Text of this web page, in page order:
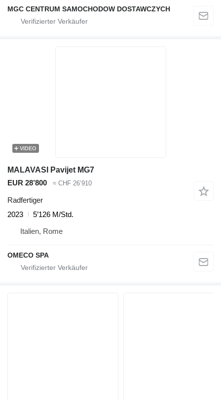
MGC CENTRUM SAMOCHODOW DOSTAWCZYCH
VIDEO
MALAVASI Pavijet MG7
EUR 28’800
≈ CHF 26’910
Radfertiger
2023
5’126 M/Std.
Italien, Rome
OMECO SPA